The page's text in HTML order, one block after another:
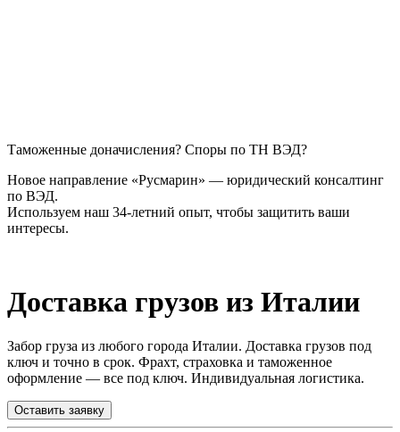
Таможенные доначисления? Споры по ТН ВЭД?
Новое направление «Русмарин» — юридический консалтинг
по ВЭД.
Используем наш 34-летний опыт, чтобы защитить ваши
интересы.
Доставка грузов из Италии
Забор груза из любого города Италии. Доставка грузов под
ключ и точно в срок. Фрахт, страховка и таможенное
оформление — все под ключ. Индивидуальная логистика.
Оставить заявку